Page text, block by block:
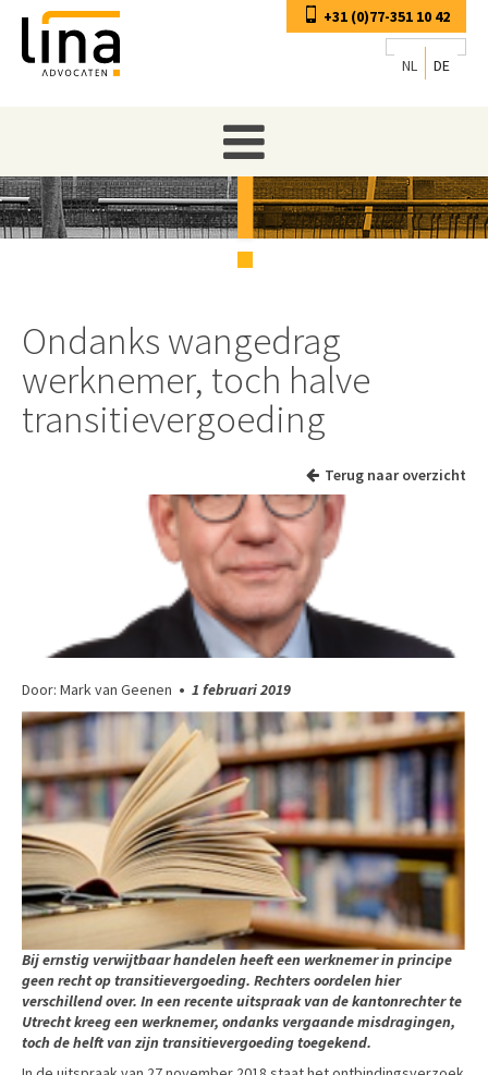
+31 (0)77-351 10 42
NL DE
Ondanks wangedrag
werknemer, toch halve
transitievergoeding
Terug naar overzicht
Door: Mark van Geenen • 1 februari 2019
Bij ernstig verwijtbaar handelen heeft een werknemer in principe
geen recht op transitievergoeding. Rechters oordelen hier
verschillend over. In een recente uitspraak van de kantonrechter te
Utrecht kreeg een werknemer, ondanks vergaande misdragingen,
toch de helft van zijn transitievergoeding toegekend.